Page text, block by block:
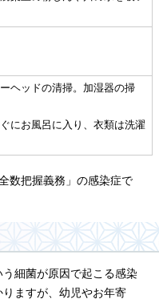
ヘッドの清掃。加湿器の掃
にお風呂に入り、衣類は洗濯
数把握義務」の感染症で
細菌が原因で起こる感染
ますが、幼児やお年寄